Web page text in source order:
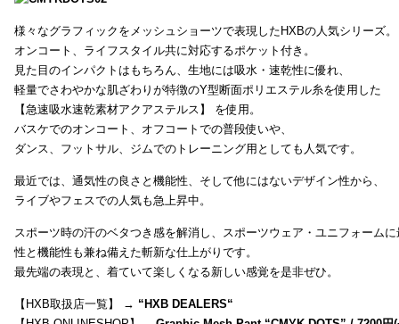
様々なグラフィックをメッシュショーツで表現したHXBの人気シリーズ。
オンコート、ライフスタイル共に対応するポケット付き。
見た目のインパクトはもちろん、生地には吸水・速乾性に優れ、
軽量でさわやかな肌ざわりが特徴のY型断面ポリエステル糸を使用した
【急速吸水速乾素材アクアステルス】 を使用。
バスケでのオンコート、オフコートでの普段使いや、
ダンス、フットサル、ジムでのトレーニング用としても人気です。
最近では、通気性の良さと機能性、そして他にはないデザイン性から、
ライブやフェスでの人気も急上昇中。
スポーツ時の汗のベタつき感を解消し、スポーツウェア・ユニフォーム
性と機能性も兼ね備えた斬新な仕上がりです。
最先端の表現と、着ていて楽しくなる新しい感覚を是非ぜひ。
【HXB取扱店一覧】 → “HXB DEALERS“